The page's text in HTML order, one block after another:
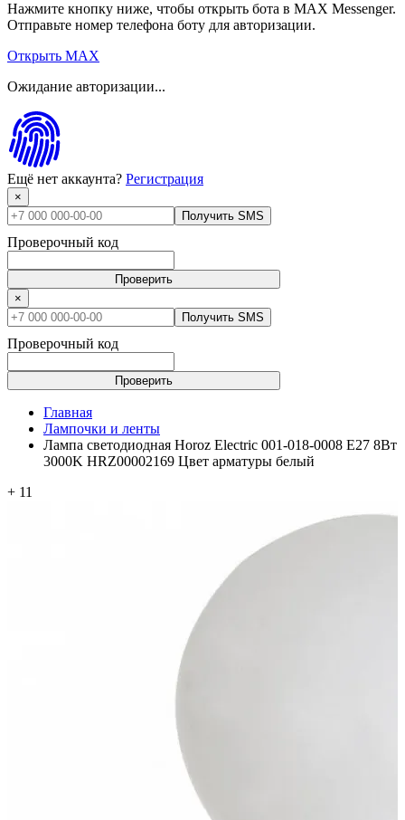
Нажмите кнопку ниже, чтобы открыть бота в MAX Messenger.
Отправьте номер телефона боту для авторизации.
Открыть MAX
Ожидание авторизации...
Ещё нет аккаунта? Регистрация
×
Получить SMS
Проверочный код
Проверить
×
Получить SMS
Проверочный код
Проверить
Главная
Лампочки и ленты
Лампа светодиодная Horoz Electric 001-018-0008 E27 8Вт
3000K HRZ00002169 Цвет арматуры белый
+ 11